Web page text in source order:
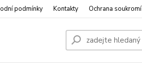
podmínky Kontakty Ochrana soukromí